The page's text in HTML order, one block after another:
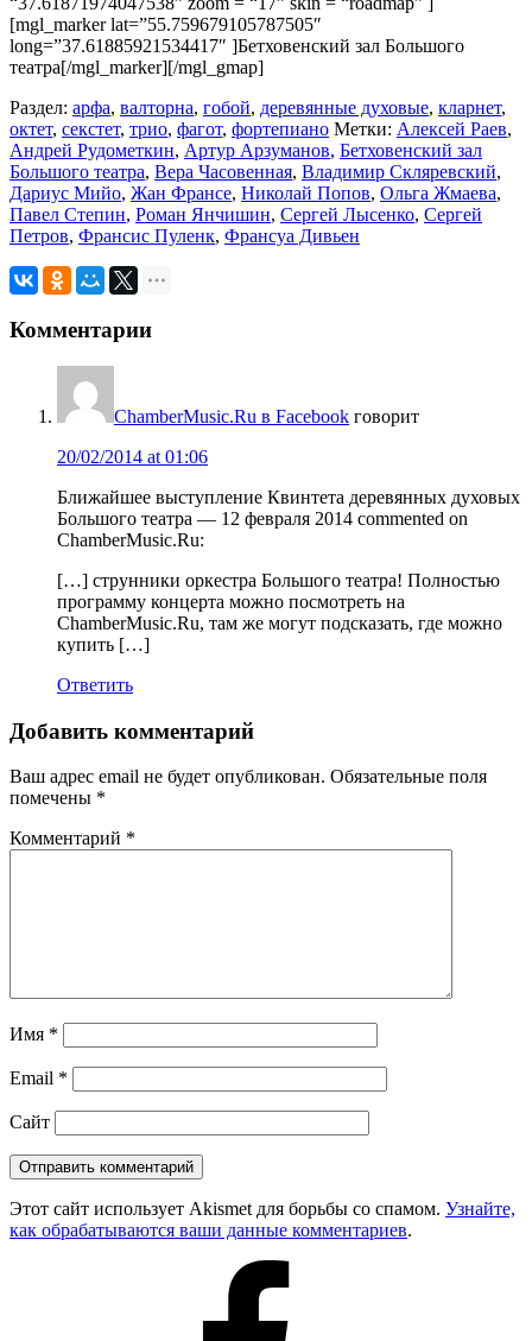
[mgl_marker lat=”55.759679105787505″
long=”37.61885921534417″ ]Бетховенский зал Большого
театра[/mgl_marker][/mgl_gmap]
Раздел: арфа, валторна, гобой, деревянные духовые, кларнет,
октет, секстет, трио, фагот, фортепиано Метки: Алексей Раев,
Андрей Рудометкин, Артур Арзуманов, Бетховенский зал
Большого театра, Вера Часовенная, Владимир Скляревский,
Дариус Мийо, Жан Франсе, Николай Попов, Ольга Жмаева,
Павел Степин, Роман Янчишин, Сергей Лысенко, Сергей
Петров, Франсис Пуленк, Франсуа Дивьен
Комментарии
ChamberMusic.Ru в Facebook говорит
20/02/2014 at 01:06
Ближайшее выступление Квинтета деревянных духовых
Большого театра — 12 февраля 2014 commented on
ChamberMusic.Ru:
[…] струнники оркестра Большого театра! Полностью
программу концерта можно посмотреть на
ChamberMusic.Ru, там же могут подсказать, где можно
купить […]
Ответить
Добавить комментарий
Ваш адрес email не будет опубликован. Обязательные поля
помечены *
Комментарий *
Имя *
Email *
Сайт
Этот сайт использует Akismet для борьбы со спамом. Узнайте,
как обрабатываются ваши данные комментариев.